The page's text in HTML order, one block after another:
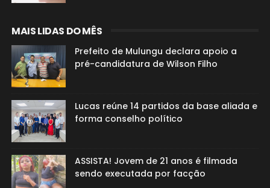
MAIS LIDAS DO MÊS
Prefeito de Mulungu declara apoio a
pré-candidatura de Wilson Filho
Lucas reúne 14 partidos da base aliada e
forma conselho político
ASSISTA! Jovem de 21 anos é filmada
sendo executada por facção